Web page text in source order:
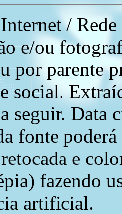
/
e/ou
por parente
social.
seguir. Data
fonte
e
fazendo
artificial.